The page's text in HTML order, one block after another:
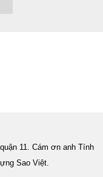
11. Cám ơn anh Tính
Sao Việt.